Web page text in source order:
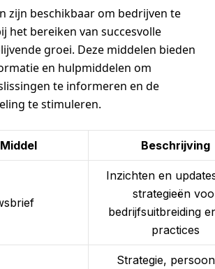
zijn beschikbaar om bedrijven te
het bereiken van succesvolle
groei. Deze middelen bieden
en hulpmiddelen om
te informeren en de
te stimuleren.
Beschrijving
Inzichten en
strategieën
bedrijfsuitbreiding
practices
Strategie,